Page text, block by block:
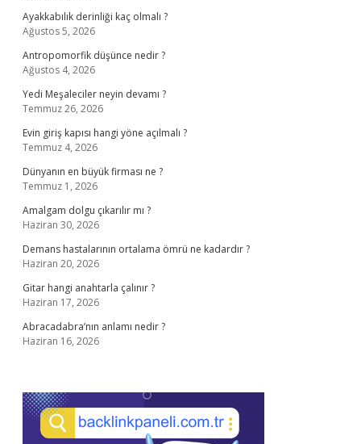
Ayakkabılık derinliği kaç olmalı ?
Ağustos 5, 2026
Antropomorfik düşünce nedir ?
Ağustos 4, 2026
Yedi Meşaleciler neyin devamı ?
Temmuz 26, 2026
Evin giriş kapısı hangi yöne açılmalı ?
Temmuz 4, 2026
Dünyanın en büyük firması ne ?
Temmuz 1, 2026
Amalgam dolgu çıkarılır mı ?
Haziran 30, 2026
Demans hastalarının ortalama ömrü ne kadardır ?
Haziran 20, 2026
Gitar hangi anahtarla çalınır ?
Haziran 17, 2026
Abracadabra’nın anlamı nedir ?
Haziran 16, 2026